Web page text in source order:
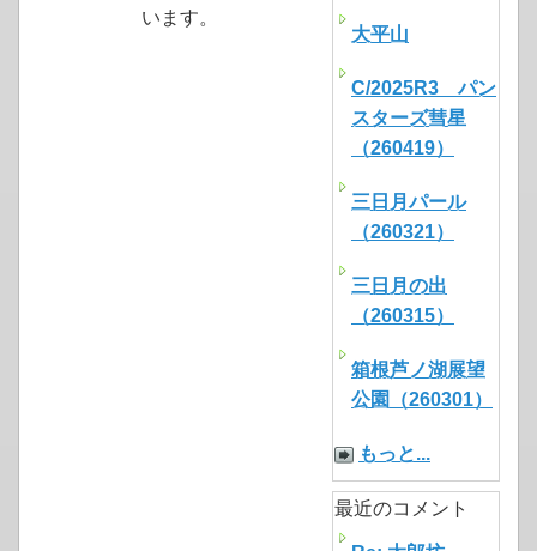
います。
大平山
C/2025R3 パン
スターズ彗星
（260419）
三日月パール
（260321）
三日月の出
（260315）
箱根芦ノ湖展望
公園（260301）
もっと...
最近のコメント